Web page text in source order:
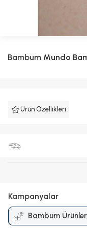
Bambum Mundo
Ürün Özellikleri
Kampanyalar
Bambum
Kampanyası